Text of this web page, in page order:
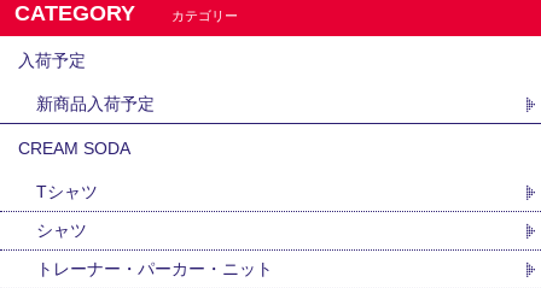
CATEGORY カテゴリー
入荷予定
新商品入荷予定
CREAM SODA
Tシャツ
シャツ
トレーナー・パーカー・ニット